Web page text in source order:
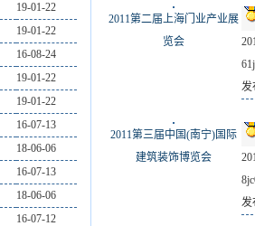
19-01-22
19-01-22
16-08-24
19-01-22
19-01-22
16-07-13
18-06-06
16-07-13
18-06-06
16-07-12
2011第二届上海门业产业展
览会
发
2011第三届中国(南宁)国际
建筑装饰博览会
发